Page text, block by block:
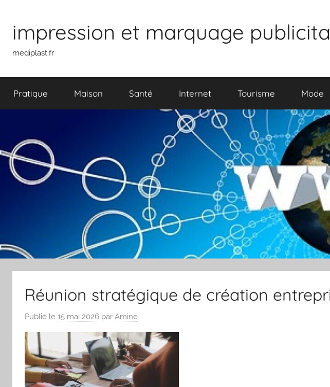
contenuimpression et marquage
mediplast.fr
Pratique Maison Santé Internet Tourisme Mode
Réunion stratégique de création
Publié le 15 mai 2026 par Amine